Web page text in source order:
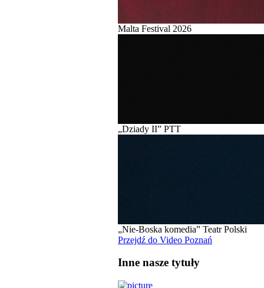
Malta Festival 2026
„Dziady II” PTT
„Nie-Boska komedia” Teatr Polski
Przejdź do Video Poznań
Inne nasze tytuły